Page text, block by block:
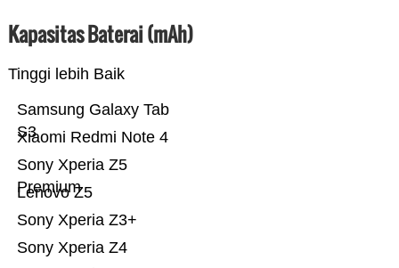
Kapasitas Baterai (mAh)
Tinggi lebih Baik
Sony Xperia Z4
Sony Xperia Z3+
Lenovo Z5
Sony Xperia Z5
Premium
Xiaomi Redmi Note 4
Samsung Galaxy Tab
S3